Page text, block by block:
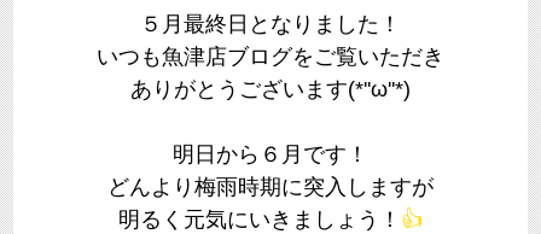
５月最終日となりました！
いつも魚津店ブログをご覧いただき
ありがとうございます(*''ω''*)
明日から６月です！
どんより梅雨時期に突入しますが
明るく元気にいきましょう！ 👍